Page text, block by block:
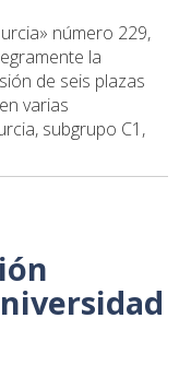
número 229,
la
de seis plazas
varias
subgrupo C1,